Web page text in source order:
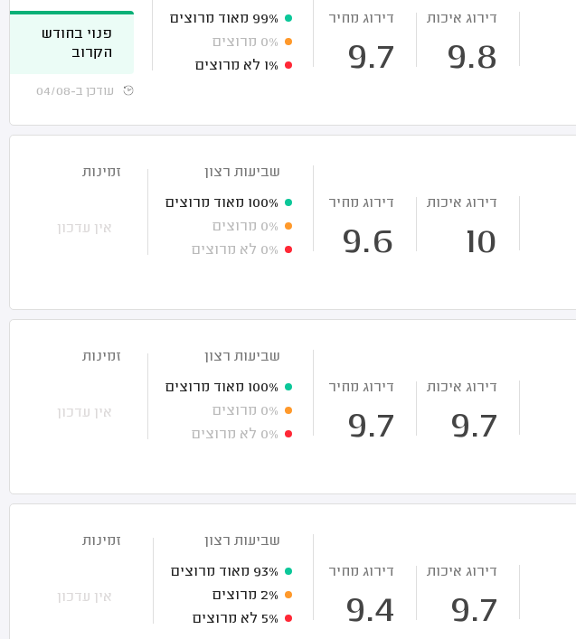
דירוג איכות
9.8
דירוג מחיר
9.7
99% מאוד מרוצים
0% מרוצים
1% לא מרוצים
פנוי בחודש
הקרוב
עודכן ב-04/08
דירוג איכות
10
דירוג מחיר
9.6
שביעות רצון
100% מאוד מרוצים
0% מרוצים
0% לא מרוצים
זמינות
אין עדכון
דירוג איכות
9.7
דירוג מחיר
9.7
שביעות רצון
100% מאוד מרוצים
0% מרוצים
0% לא מרוצים
זמינות
אין עדכון
דירוג איכות
9.7
דירוג מחיר
9.4
שביעות רצון
93% מאוד מרוצים
2% מרוצים
5% לא מרוצים
זמינות
אין עדכון